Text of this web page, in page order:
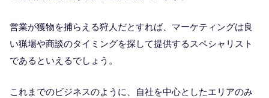
営業が獲物を捕らえる狩人だとすれば、マーケティングは良
い猟場や商談のタイミングを探して提供するスペシャリスト
であるといえるでしょう。
これまでのビジネスのように、自社を中心としたエリアのみ